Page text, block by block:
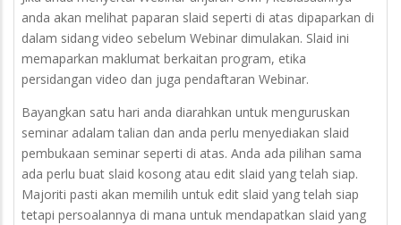
anda akan melihat paparan slaid seperti di atas dipaparkan di
dalam sidang video sebelum Webinar dimulakan. Slaid ini
memaparkan maklumat berkaitan program, etika
persidangan video dan juga pendaftaran Webinar.
Bayangkan satu hari anda diarahkan untuk menguruskan
seminar adalam talian dan anda perlu menyediakan slaid
pembukaan seminar seperti di atas. Anda ada pilihan sama
ada perlu buat slaid kosong atau edit slaid yang telah siap.
Majoriti pasti akan memilih untuk edit slaid yang telah siap
tetapi persoalannya di mana untuk mendapatkan slaid yang